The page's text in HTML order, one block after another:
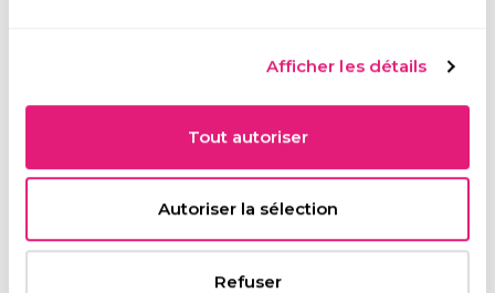
Afficher les détails
Tout autoriser
Autoriser la sélection
Refuser
NOS DERNIÈRES
ACTUALITÉS